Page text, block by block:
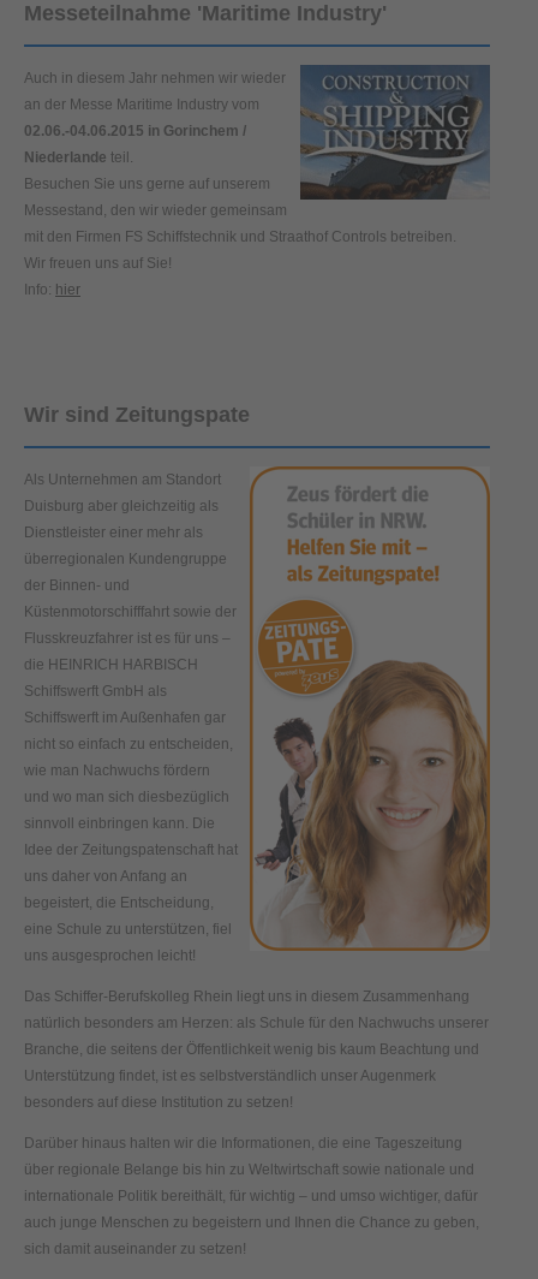
Messeteilnahme 'Maritime Industry'
Auch in diesem Jahr nehmen wir wieder
an der Messe Maritime Industry vom
02.06.-04.06.2015 in Gorinchem /
Niederlande teil.
Besuchen Sie uns gerne auf unserem
Messestand, den wir wieder gemeinsam
mit den Firmen FS Schiffstechnik und Straathof Controls betreiben.
Wir freuen uns auf Sie!
Info: hier
Wir sind Zeitungspate
Als Unternehmen am Standort
Duisburg aber gleichzeitig als
Dienstleister einer mehr als
überregionalen Kundengruppe
der Binnen- und
Küstenmotorschifffahrt sowie der
Flusskreuzfahrer ist es für uns –
die HEINRICH HARBISCH
Schiffswerft GmbH als
Schiffswerft im Außenhafen gar
nicht so einfach zu entscheiden,
wie man Nachwuchs fördern
und wo man sich diesbezüglich
sinnvoll einbringen kann. Die
Idee der Zeitungspatenschaft hat
uns daher von Anfang an
begeistert, die Entscheidung,
eine Schule zu unterstützen, fiel
uns ausgesprochen leicht!
Das Schiffer-Berufskolleg Rhein liegt uns in diesem Zusammenhang
natürlich besonders am Herzen: als Schule für den Nachwuchs unserer
Branche, die seitens der Öffentlichkeit wenig bis kaum Beachtung und
Unterstützung findet, ist es selbstverständlich unser Augenmerk
besonders auf diese Institution zu setzen!
Darüber hinaus halten wir die Informationen, die eine Tageszeitung
über regionale Belange bis hin zu Weltwirtschaft sowie nationale und
internationale Politik bereithält, für wichtig – und umso wichtiger, dafür
auch junge Menschen zu begeistern und Ihnen die Chance zu geben,
sich damit auseinander zu setzen!